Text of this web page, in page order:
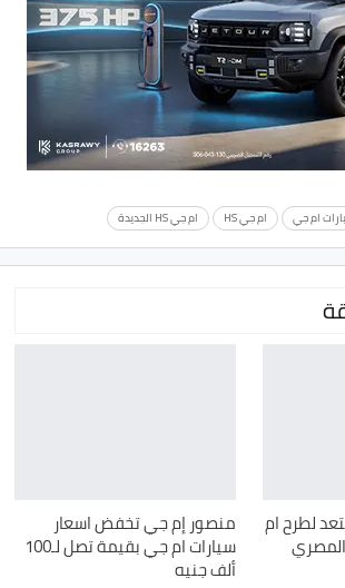
ام جي ام جي HS ام جي HS الجديدة
لطرح ام منصور إم جي تخفض اسعار
سيارات ام جي بقيمة تصل لـ100
ألف جنيه